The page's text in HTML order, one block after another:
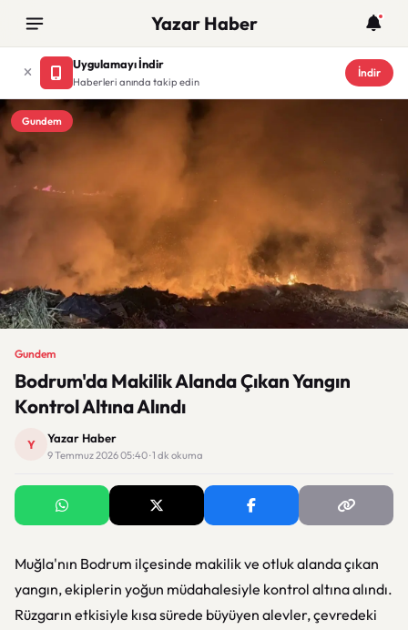
Yazar Haber
Uygulamayı İndir
Haberleri anında takip edin
İndir
Gundem
Gundem
Bodrum'da Makilik Alanda Çıkan Yangın
Kontrol Altına Alındı
Y Yazar Haber
9 Temmuz 2026 05:40 · 1 dk okuma
Muğla'nın Bodrum ilçesinde makilik ve otluk alanda çıkan
yangın, ekiplerin yoğun müdahalesiyle kontrol altına alındı.
Rüzgarın etkisiyle kısa sürede büyüyen alevler, çevredeki